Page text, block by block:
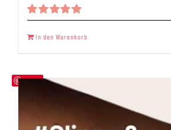
mit5.00
In den Warenkorb
Save